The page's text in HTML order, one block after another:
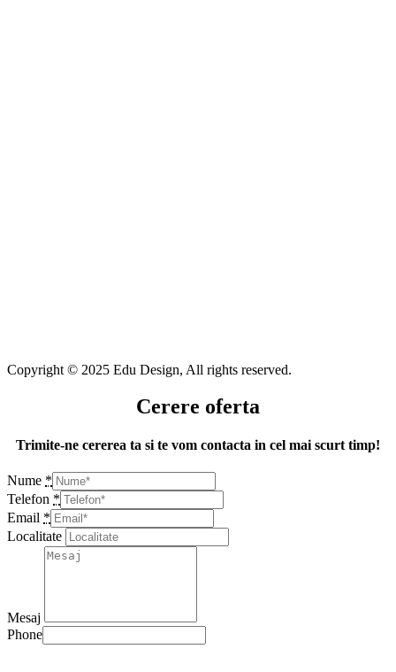
Copyright © 2025 Edu Design, All rights reserved.
Cerere oferta
Trimite-ne cererea ta si te vom contacta in cel mai scurt timp!
Nume *
Telefon *
Email *
Localitate
Mesaj
Phone